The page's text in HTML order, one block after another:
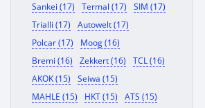
Sankei (17)
Termal (17)
SIM (17)
Trialli (17)
Autowelt (17)
Polcar (17)
Moog (16)
Bremi (16)
Zekkert (16)
TCL (16)
AKOK (15)
Seiwa (15)
MAHLE (15)
HKT (15)
ATS (15)